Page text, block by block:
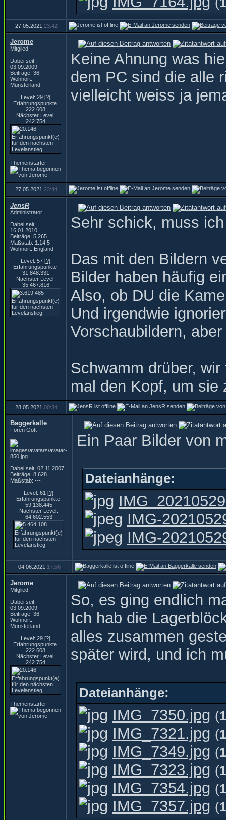
27.05.2021 23:42
Jerome
Mitglied
Dabei seit:
03.09.2009
Beiträge: 36
Wohnort:
Münsterland
Level: 29 [?]
Erfahrungspunkte:
222.608
Nächster Level:
242.754
Themenstarter
Keine Ahnung was
dem PC sind die alle
vielleicht weiss ja
27.05.2021 23:44
JensR
Administrator
Dabei seit:
16.01.2010
Beiträge: 5.265
Maßstab: 1:14,5
Wohnort: England
Level: 57 [?]
Erfahrungspunkte:
31.848.331
Nächster Level:
35.467.816
Sehr schick, muss
Das mit den Bildern
Bilder haben häufig
Also, ob DU die
Und irgendwie
Vorschaubildern,
Schwamm drüber,
mal den Kopf, um
28.05.2021 00:34
Baggerkalle
Foren Gott
Dabei seit: 02.11.2007
Beiträge: 8.628
Maßstab: ---
Level: 61 [?]
Erfahrungspunkte:
59.138.445
Nächster Level:
64.602.553
Ein Paar Bilder von
Dateianhänge:
IMG-
IMG-
04.06.2021 17:56
Jerome
Mitglied
Dabei seit:
03.09.2009
Beiträge: 36
Wohnort:
Münsterland
Level: 29 [?]
Erfahrungspunkte:
222.608
Nächster Level:
242.754
Themenstarter
So, es ging endlich
Ich hab die
alles zusammen
später wird, und ich
Dateianhänge:
IMG_7350.jpg (
IMG_7321.jpg (
IMG_7349.jpg (
IMG_7323.jpg (
IMG_7354.jpg (
IMG_7357.jpg (